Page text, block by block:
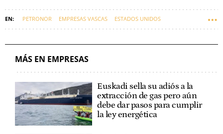
PETRONOR EMPRESAS VASCAS ESTADOS UNIDOS
MÁS EN EMPRESAS
Euskadi sella su adiós a la
extracción de gas pero aún
debe dar pasos para cumplir
la ley energética